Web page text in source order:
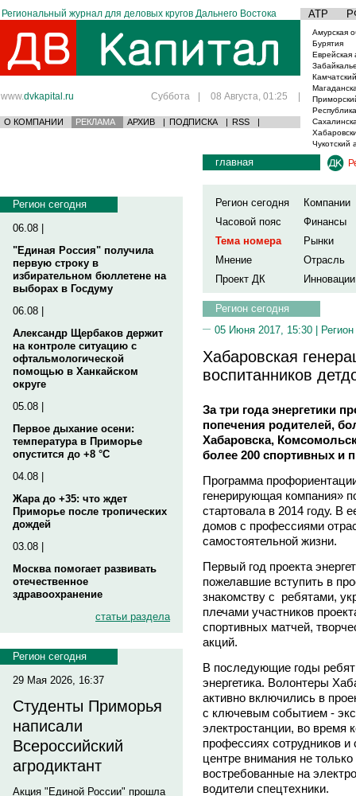
Региональный журнал для деловых кругов Дальнего Востока АТР
www.dvkapital.ru Суббота | 08 Августа, 01:25 |
О КОМПАНИИ РЕКЛАМА АРХИВ | ПОДПИСКА | RSS |
Амурская
Бурятия
Еврейская
Чукотский
Регион сегодня
06.08 |
"Единая Россия" получила
первую строку в
избирательном бюллетене на
выборах в Госдуму
06.08 |
Александр Щербаков держит
на контроле ситуацию с
офтальмологической
помощью в Ханкайском
округе
05.08 |
Первое дыхание осени:
температура в Приморье
опустится до +8 °C
04.08 |
Жара до +35: что ждет
Приморье после тропических
дождей
03.08 |
Москва помогает развивать
отечественное
здравоохранение
статьи раздела
Регион сегодня
29 Мая 2026, 16:37
Студенты Приморья
написали
Всероссийский
агродиктант
Акция "Единой России" прошла
главная
Регион сегодня
Компании
Часовой пояс
Финансы
Тема номера
Рынки
Мнение
Отрасль
Проект ДК
Инновации
Регион сегодня
05 Июня 2017, 15:30 |
Хабаровская
воспитанников
За три года энергетики
попечения родителей,
Хабаровска,
более 200 спортивных и
Программа
генерирующая компания»
стартовала в 2014 году. В
домов с профессиями
самостоятельной жизни.
Первый год проекта
пожелавшие вступить в
знакомству с ребятами,
плечами участников
спортивных матчей,
акций.
В последующие годы
энергетика. Волонтеры
активно включились в
с ключевым событием -
электростанции, во время
профессиях сотрудников
центре внимания не
востребованные на
водители спецтехники.